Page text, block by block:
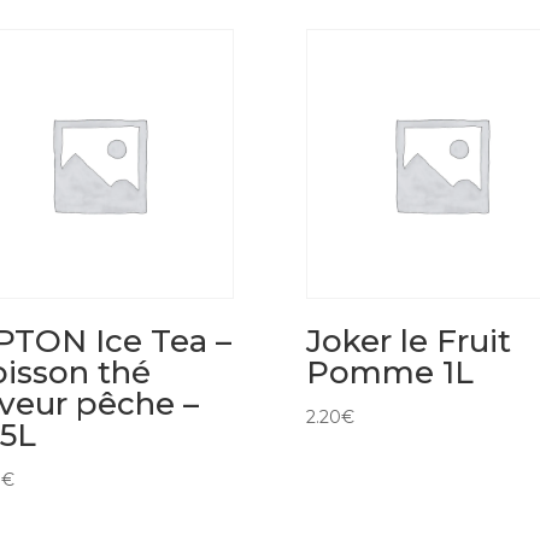
Ice Tea –
thé
pêche –
€
Joker le Fruit
Pomme 1L
2.20€